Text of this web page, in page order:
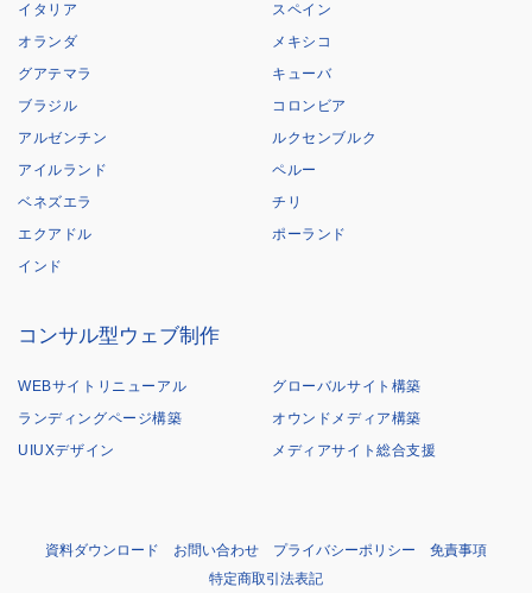
イタリア
スペイン
オランダ
メキシコ
グアテマラ
キューバ
ブラジル
コロンビア
アルゼンチン
ルクセンブルク
アイルランド
ペルー
ベネズエラ
チリ
エクアドル
ポーランド
インド
コンサル型ウェブ制作
WEBサイトリニューアル
グローバルサイト構築
ランディングページ構築
オウンドメディア構築
UIUXデザイン
メディアサイト総合支援
資料ダウンロード お問い合わせ プライバシーポリシー
免責事項
特定商取引法表記